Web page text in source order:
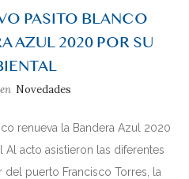
PASITO BLANCO
AZUL 2020 POR SU
en Novedades
renueva la Bandera Azul 2020
acto asistieron las diferentes
puerto Francisco Torres, la